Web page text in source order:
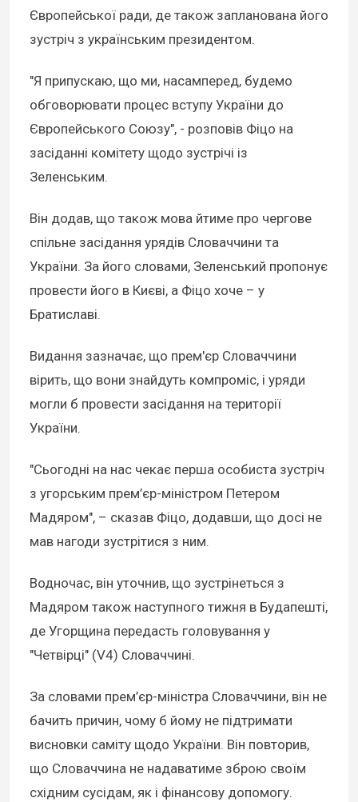
Європейської ради, де також запланована його
зустріч з українським президентом.
"Я припускаю, що ми, насамперед, будемо
обговорювати процес вступу України до
Європейського Союзу", - розповів Фіцо на
засіданні комітету щодо зустрічі із
Зеленським.
Він додав, що також мова йтиме про чергове
спільне засідання урядів Словаччини та
України. За його словами, Зеленський пропонує
провести його в Києві, а Фіцо хоче – у
Братиславі.
Видання зазначає, що прем'єр Словаччини
вірить, що вони знайдуть компроміс, і уряди
могли б провести засідання на території
України.
"Сьогодні на нас чекає перша особиста зустріч
з угорським прем’єр-міністром Петером
Мадяром", – сказав Фіцо, додавши, що досі не
мав нагоди зустрітися з ним.
Водночас, він уточнив, що зустрінеться з
Мадяром також наступного тижня в Будапешті,
де Угорщина передасть головування у
"Четвірці" (V4) Словаччині.
За словами прем’єр-міністра Словаччини, він не
бачить причин, чому б йому не підтримати
висновки саміту щодо України. Він повторив,
що Словаччина не надаватиме зброю своїм
східним сусідам, як і фінансову допомогу.